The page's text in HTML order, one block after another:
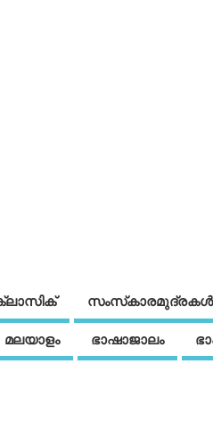
സംസ്‌കാരമുദ്രകള്‍
മലയാളം ഭാഷാജാലം